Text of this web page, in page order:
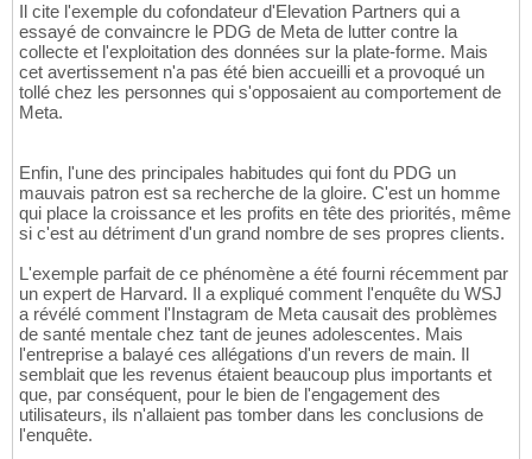
Il cite l'exemple du cofondateur d'Elevation Partners qui a
essayé de convaincre le PDG de Meta de lutter contre la
collecte et l'exploitation des données sur la plate-forme. Mais
cet avertissement n'a pas été bien accueilli et a provoqué un
tollé chez les personnes qui s'opposaient au comportement de
Meta.
Enfin, l'une des principales habitudes qui font du PDG un
mauvais patron est sa recherche de la gloire. C'est un homme
qui place la croissance et les profits en tête des priorités, même
si c'est au détriment d'un grand nombre de ses propres clients.
L'exemple parfait de ce phénomène a été fourni récemment par
un expert de Harvard. Il a expliqué comment l'enquête du WSJ
a révélé comment l'Instagram de Meta causait des problèmes
de santé mentale chez tant de jeunes adolescentes. Mais
l'entreprise a balayé ces allégations d'un revers de main. Il
semblait que les revenus étaient beaucoup plus importants et
que, par conséquent, pour le bien de l'engagement des
utilisateurs, ils n'allaient pas tomber dans les conclusions de
l'enquête.